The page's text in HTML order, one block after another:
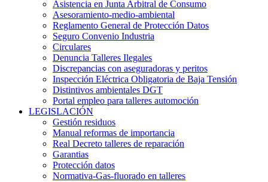
Asistencia en Junta Arbitral de Consumo
Asesoramiento-medio-ambiental
Reglamento General de Protección Datos
Seguro Convenio Industria
Circulares
Denuncia Talleres Ilegales
Discrepancias con aseguradoras y peritos
Inspección Eléctrica Obligatoria de Baja Tensión
Distintivos ambientales DGT
Portal empleo para talleres automoción
LEGISLACIÓN
Gestión residuos
Manual reformas de importancia
Real Decreto talleres de reparación
Garantias
Protección datos
Normativa-Gas-fluorado en talleres